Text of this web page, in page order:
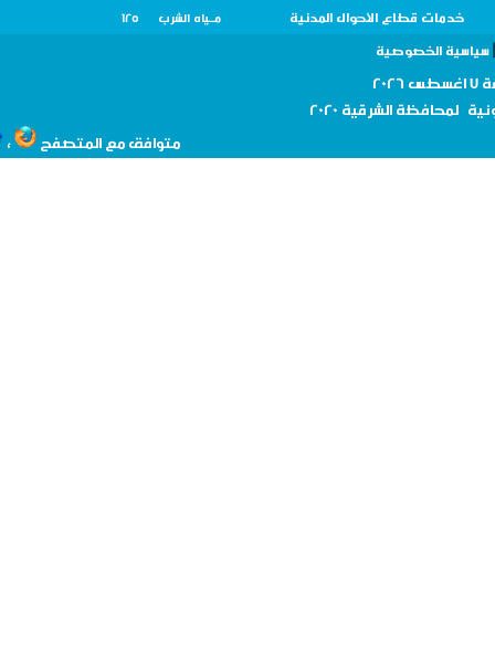
خدمات قطاع الأحوال المدنية مــياه الشرب 125
الخصوصية
لمحافظةالشرقية 2020
متوافق مع المتصفح ،